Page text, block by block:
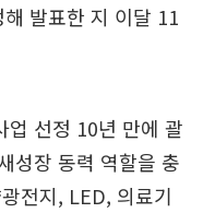
해 발표한 지 이달 11
업 선정 10년 만에 괄
성장 동력 역할을 충
전지, LED, 의료기